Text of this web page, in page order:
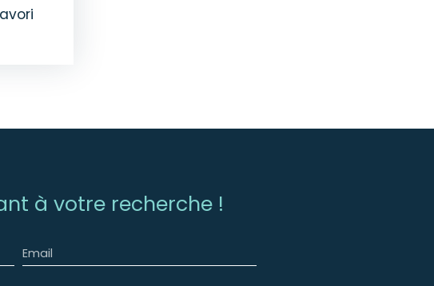
à votre recherche !
Email